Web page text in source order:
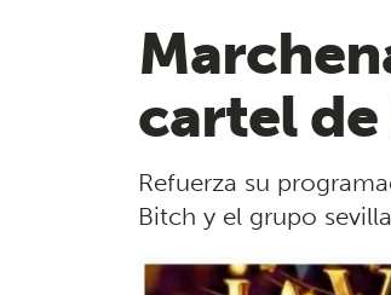
cartel
Refuerza su
Bitch y el grupo